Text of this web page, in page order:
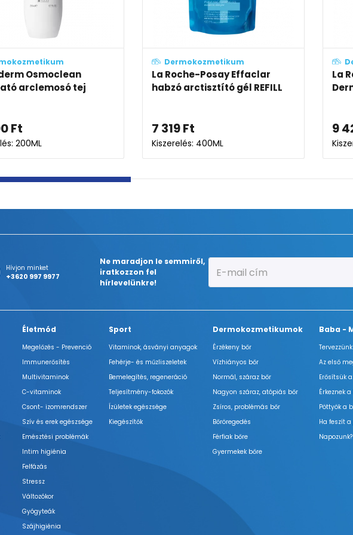
Dermokozmetikum
Bioderma Sensibio AR+ krém
8 829
Kiszerelés: 40ML
Dermokozmetikum
Eucerin pH5 extra könnyű,
intenzív gél-krém
Kiszerelés: 350ML
Hívjon minket
+3620 997 9977
Ne maradjon le semmiről,
iratkozzon fel
hírlevelünkre!
Életmód
Megelőzés - Prevenció
Immunerősítés
Multivitaminok
C-vitaminok
Csont- izomrendszer
Szív és erek egészsége
Emésztési problémák
Intim higiénia
Felfázás
Stressz
Változókor
Gyógyteák
Szájhigiénia
Sport
Vitaminok, ásványi anyagok
Fehérje- és műzliszeletek
Bemelegítés, regeneráció
Teljesítmény-fokozók
Ízületek egészsége
Kiegészítők
Dermokozmetikumok
Érzékeny bőr
Vízhiányos bőr
Normál, száraz bőr
Nagyon száraz, atópiás bőr
Zsíros, problémás bőr
Bőröregedés
Férfiak bőre
Gyermekek bőre
Baba -
Az első
Erősítsük
Érkeznek
Pöttyök a
Ha feszít